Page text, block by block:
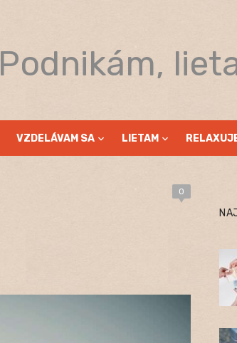
Podnikám,
VZDELÁVAM SA LIETAM
0